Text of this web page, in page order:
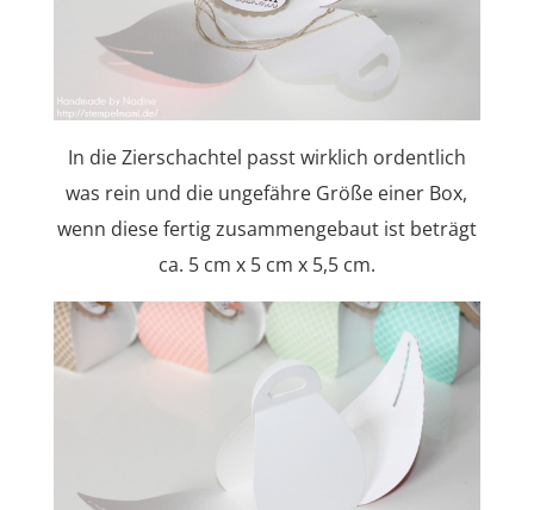
In die Zierschachtel passt wirklich ordentlich
was rein und die ungefähre Größe einer Box,
wenn diese fertig zusammengebaut ist beträgt
ca. 5 cm x 5 cm x 5,5 cm.